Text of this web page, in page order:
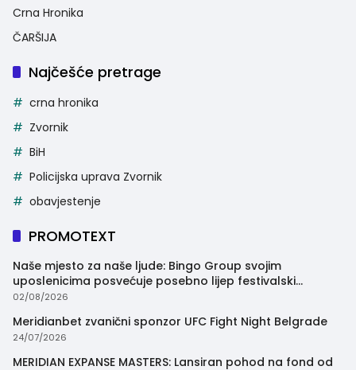
Crna Hronika
ČARŠIJA
Najčešće pretrage
crna hronika
Zvornik
BiH
Policijska uprava Zvornik
obavjestenje
PROMOTEXT
Naše mjesto za naše ljude: Bingo Group svojim
uposlenicima posvećuje posebno lijep festivalski
trenutak
02/08/2026
Meridianbet zvanični sponzor UFC Fight Night Belgrade
24/07/2026
MERIDIAN EXPANSE MASTERS: Lansiran pohod na fond od